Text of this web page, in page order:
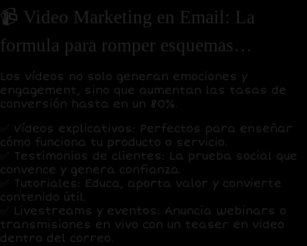
📹 Video Marketing en Email: La
formula para romper esquemas…
Los vídeos no solo generan emociones y
engagement, sino que aumentan las tasas de
conversión hasta en un 80%.
Vídeos explicativos: Perfectos para enseñar
cómo funciona tu producto o servicio.
Testimonios de clientes: La prueba social que
convence y genera confianza.
Tutoriales: Educa, aporta valor y convierte
contenido útil.
Livestreams y eventos: Anuncia webinars o
transmisiones en vivo con un teaser en video
dentro del correo.